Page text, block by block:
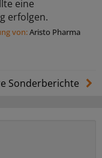
eine
erfolgen.
von:Aristo Pharma
Sonderberichte